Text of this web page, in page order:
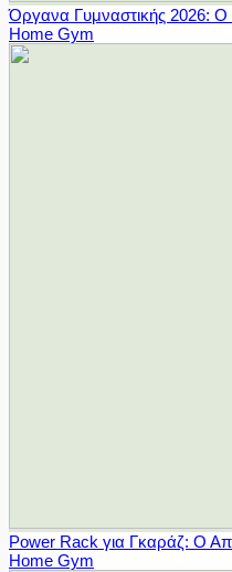
Όργανα Γυμναστικής 2026: Ο
Home Gym
Power Rack για Γκαράζ: Ο
Home Gym